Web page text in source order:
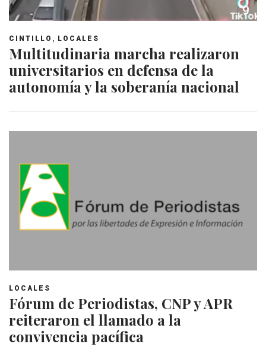
CINTILLO , LOCALES
Multitudinaria marcha realizaron
universitarios en defensa de la
autonomía y la soberanía nacional
LOCALES
Fórum de Periodistas, CNP y APR
reiteraron el llamado a la
convivencia pacífica